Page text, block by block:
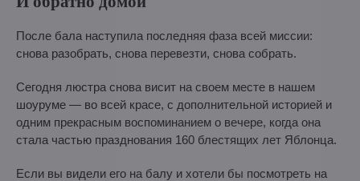
После бала наступила последняя фаза всей миссии:
снова разобрать, снова перевезти, снова собрать.
Сегодня люстра снова висит на своем месте в нашем
шоуруме — во всей красе, с дополнительной историей и
одним прекрасным воспоминанием о вечере, когда она
стала частью празднования 160 блестящих лет Яблонца.
Если вы видели его на балу и хотели бы посмотреть на